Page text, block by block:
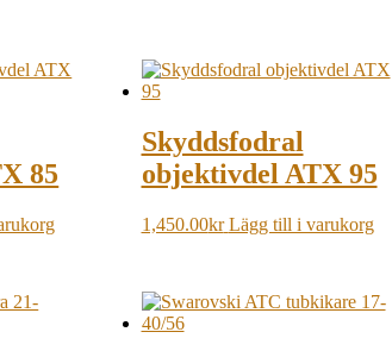
85
Skyddsfodral
objektivdel ATX 95
1,450.00kr Lägg till i varukorg